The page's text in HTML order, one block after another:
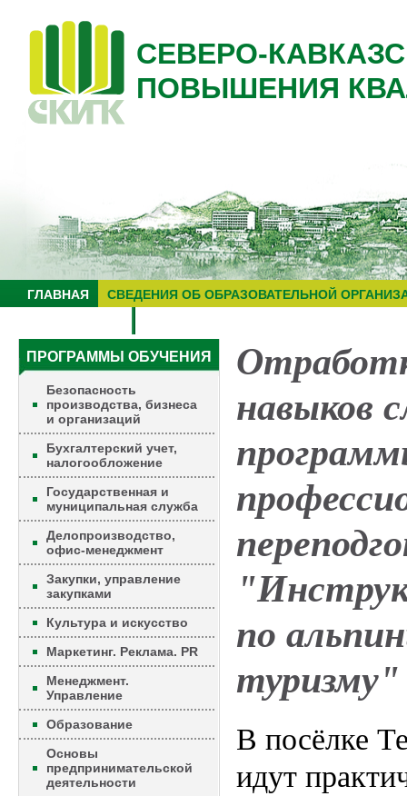
СЕВЕРО-
ПОВЫШЕНИЯ
ГЛАВНАЯ
СВЕДЕНИЯ ОБ ОБРАЗОВАТЕЛЬНОЙ
ПРОГРАММЫ ОБУЧЕНИЯ
Безопасность
производства, бизнеса
и организаций
Бухгалтерский учет,
налогообложение
Государственная и
муниципальная служба
Делопроизводство,
офис-менеджмент
Закупки, управление
закупками
Культура и искусство
Маркетинг. Реклама. PR
Менеджмент.
Управление
Образование
Основы
предпринимательской
деятельности
навыков
по
туризму"
В посёлке
идут